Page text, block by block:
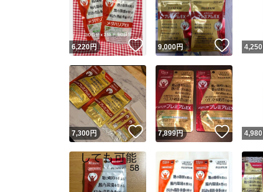
Yahoo!
安心取引
取引実績
取引
6,220円 いいね！
9,000円 いいね
4,250
7,300円 いいね！
7,899円 いいね
4,980